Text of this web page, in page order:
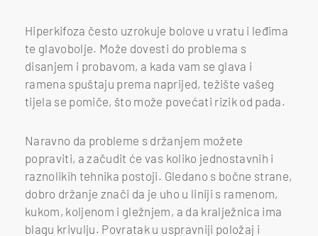
Hiperkifoza često uzrokuje bolove u vratu i leđima
te glavobolje. Može dovesti do problema s
disanjem i probavom, a kada vam se glava i
ramena spuštaju prema naprijed, težište vašeg
tijela se pomiče, što može povećati rizik od pada.
Naravno da probleme s držanjem možete
popraviti, a začudit će vas koliko jednostavnih i
raznolikih tehnika postoji. Gledano s bočne strane,
dobro držanje znači da je uho u liniji s ramenom,
kukom, koljenom i gležnjem, a da kralježnica ima
blagu krivulju. Povratak u uspravniji položaj i